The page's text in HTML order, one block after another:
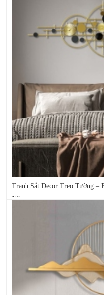
Tranh Sắt Decor Treo Tường –
Nên...